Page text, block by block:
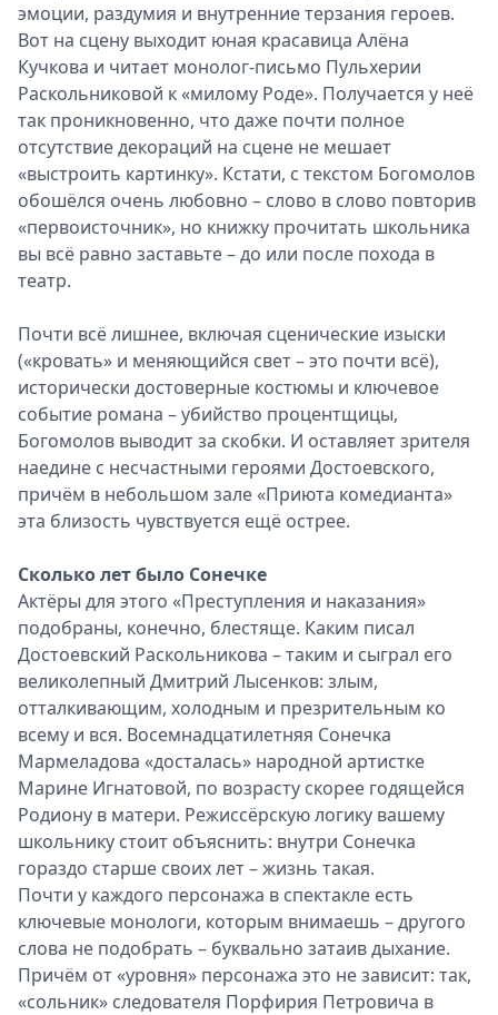
эмоции, раздумия и внутренние терзания героев.
Вот на сцену выходит юная красавица Алёна
Кучкова и читает монолог-письмо Пульхерии
Раскольниковой к «милому Роде». Получается у неё
так проникновенно, что даже почти полное
отсутствие декораций на сцене не мешает
«выстроить картинку». Кстати, с текстом Богомолов
обошёлся очень любовно – слово в слово повторив
«первоисточник», но книжку прочитать школьника
вы всё равно заставьте – до или после похода в
театр.
Почти всё лишнее, включая сценические изыски
(«кровать» и меняющийся свет – это почти всё),
исторически достоверные костюмы и ключевое
событие романа – убийство процентщицы,
Богомолов выводит за скобки. И оставляет зрителя
наедине с несчастными героями Достоевского,
причём в небольшом зале «Приюта комедианта»
эта близость чувствуется ещё острее.
Сколько лет было Сонечке
Актёры для этого «Преступления и наказания»
подобраны, конечно, блестяще. Каким писал
Достоевский Раскольникова – таким и сыграл его
великолепный Дмитрий Лысенков: злым,
отталкивающим, холодным и презрительным ко
всему и вся. Восемнадцатилетняя Сонечка
Мармеладова «досталась» народной артистке
Марине Игнатовой, по возрасту скорее годящейся
Родиону в матери. Режиссёрскую логику вашему
школьнику стоит объяснить: внутри Сонечка
гораздо старше своих лет – жизнь такая.
Почти у каждого персонажа в спектакле есть
ключевые монологи, которым внимаешь – другого
слова не подобрать – буквально затаив дыхание.
Причём от «уровня» персонажа это не зависит: так,
«сольник» следователя Порфирия Петровича в